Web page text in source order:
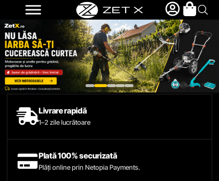
Livrare rapidă
1–2 zile lucrătoare
Plată 100% securizată
Plăți online prin Netopia Payments.